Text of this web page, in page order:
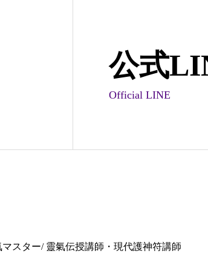
公式
Official LINE
スター/ 靈氣伝授講師・現代護神符講師